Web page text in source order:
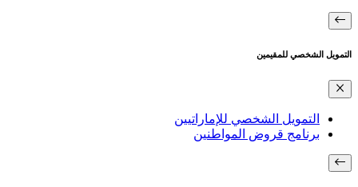
التمويل الشخصي للمقيمين
التمويل الشخصي للإماراتيين
برنامج قروض المواطنين